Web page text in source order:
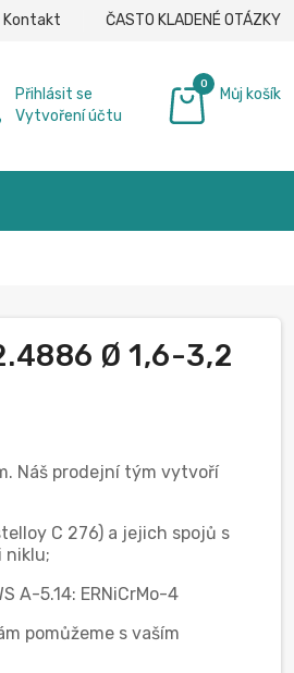
Kontakt ČASTO KLADENÉ OTÁZKY
Přihlásit se
Vytvoření účtu
0
Můj košík
Ø 1,6-3,2
Náš prodejní tým vytvoří
C 276) a jejich spojů s
niklu;
A-5.14: ERNiCrMo-4
pomůžeme s vaším